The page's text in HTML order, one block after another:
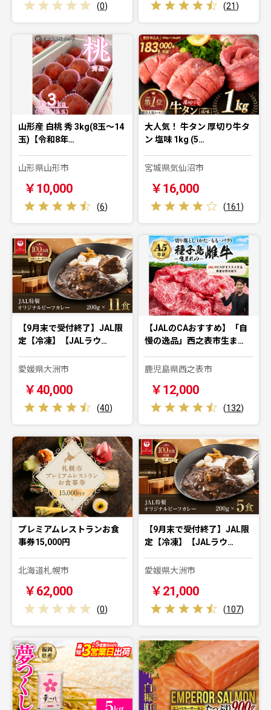
(0) (21)
山形産 白桃 秀 3kg(8玉～14
玉)【令和8年…
山形県山形市
￥10,000
(6)
大人気！ 牛タン 厚切り牛タ
ン 塩味 1kg (5…
宮城県気仙沼市
￥16,000
(161)
【9月末で受付終了】JAL限
定【冷凍】【JALラウ…
愛媛県大洲市
￥40,000
(40)
【JALのCAおすすめ】「自
慢の逸品」西之表市生ま…
鹿児島県西之表市
￥12,000
(132)
プレミアムレストランお食
事券15,000円
北海道札幌市
￥62,000
(0)
【9月末で受付終了】JAL限
定【冷凍】【JALラウ…
愛媛県大洲市
￥21,000
(107)